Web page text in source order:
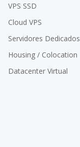
VPS SSD
Cloud VPS
Servidores Dedicados
Housing / Colocation
Datacenter Virtual